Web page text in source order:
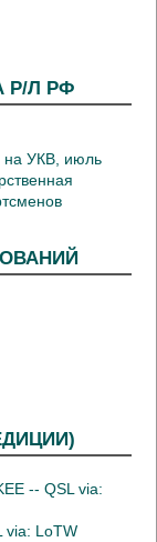
Р/Л РФ
на УКВ, июль
-- QSL via:
via: LoTW